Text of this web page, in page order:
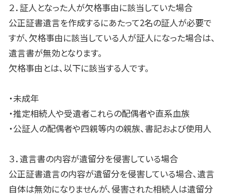
２．証人となった人が欠格事由に該当していた場合
公正証書遺言を作成するにあたって2名の証人が必要で
すが、欠格事由に該当している人が証人になった場合は、
遺言書が無効となります。
欠格事由とは、以下に該当する人です。
・未成年
・推定相続人や受遺者これらの配偶者や直系血族
・公証人の配偶者や四親等内の親族、書記および使用人
３．遺言書の内容が遺留分を侵害している場合
公正証書遺言の内容が遺留分を侵害している場合、遺言
自体は無効になりませんが、侵害された相続人は遺留分